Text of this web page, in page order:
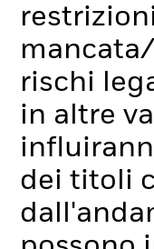
rischi
in altre
dei titoli